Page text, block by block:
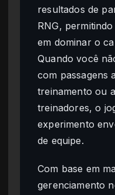
resultados de
RNG,
em dominar o
Quando você
com passagens
treinamento ou
treinadores, o
experimento
de equipe.
Com base em
gerenciamento